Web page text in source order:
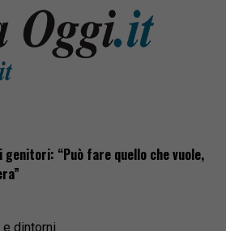
genitori: “Può fare quello che vuole,
dintorni